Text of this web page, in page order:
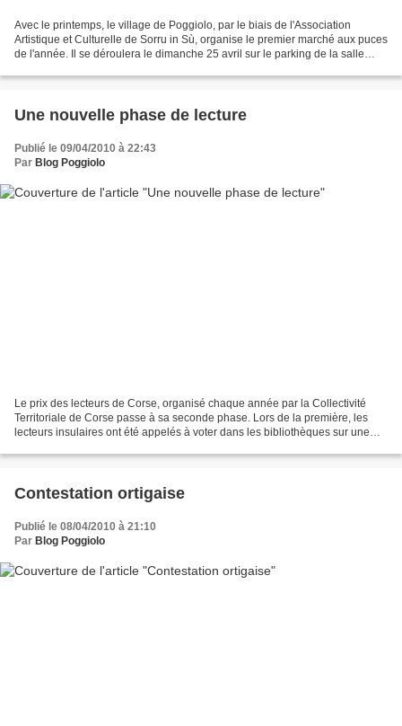
Avec le printemps, le village de Poggiolo, par le biais de l'Association
Artistique et Culturelle de Sorru in Sù, organise le premier marché aux puces
de l'année. Il se déroulera le dimanche 25 avril sur le parking de la salle
Une nouvelle phase de lecture
Publié le 09/04/2010 à 22:43
Par Blog Poggiolo
Le prix des lecteurs de Corse, organisé chaque année par la Collectivité
Territoriale de Corse passe à sa seconde phase. Lors de la première, les
lecteurs insulaires ont été appelés à voter dans les bibliothèques sur une
Contestation ortigaise
Publié le 08/04/2010 à 21:10
Par Blog Poggiolo